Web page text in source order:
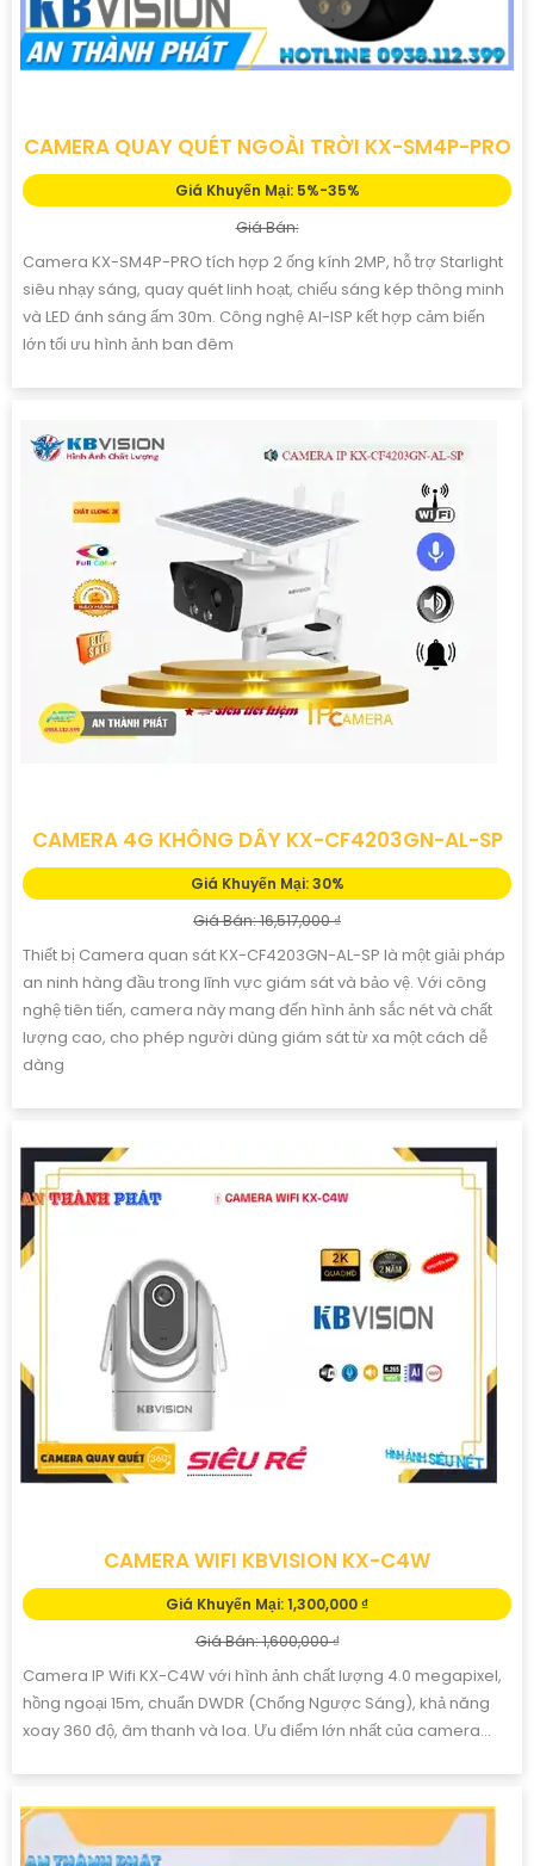
CAMERA QUAY QUÉT NGOÀI TRỜI KX-SM4P-PRO
Giá Khuyến Mại: 5%-35%
Giá Bán:
Camera KX-SM4P-PRO tích hợp 2 ống kính 2MP, hỗ trợ Starlight
siêu nhạy sáng, quay quét linh hoạt, chiếu sáng kép thông minh
và LED ánh sáng ấm 30m. Công nghệ AI-ISP kết hợp cảm biến
lớn tối ưu hình ảnh ban đêm
CAMERA 4G KHÔNG DÂY KX-CF4203GN-AL-SP
Giá Khuyến Mại: 30%
Giá Bán: 16,517,000 ₫
Thiết bị Camera quan sát KX-CF4203GN-AL-SP là một giải pháp
an ninh hàng đầu trong lĩnh vực giám sát và bảo vệ. Với công
nghệ tiên tiến, camera này mang đến hình ảnh sắc nét và chất
lượng cao, cho phép người dùng giám sát từ xa một cách dễ
dàng
CAMERA WIFI KBVISION KX-C4W
Giá Khuyến Mại: 1,300,000 ₫
Giá Bán: 1,600,000 ₫
Camera IP Wifi KX-C4W với hình ảnh chất lượng 4.0 megapixel,
hồng ngoại 15m, chuẩn DWDR (Chống Ngược Sáng), khả năng
xoay 360 độ, âm thanh và loa. Ưu điểm lớn nhất của camera...